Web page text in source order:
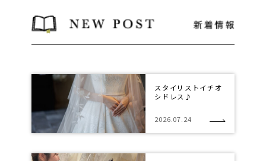
スタイリストイチオ
シドレス♪
2026.07.24